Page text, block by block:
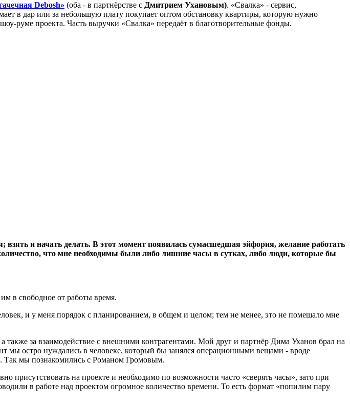
Debosh» (оба - в партнёрстве с Дмитрием Ухановым). «Свалка» - сервис,
в дар или за небольшую плату покупает оптом обстановку квартиры, которую нужно
руме проекта. Часть выручки «Свалка» передаёт в благотворительные фонды.
и начать делать. В этот момент появилась сумасшедшая эйфория, желание работать
что мне необходимы были либо лишние часы в сутках, либо люди, которые бы
в свободное от работы время.
и у меня порядок с планированием, в общем и целом; тем не менее, это не помешало мне
также за взаимодействие с внешними контрагентами. Мой друг и партнёр Дима Уханов брал на
мы остро нуждались в человеке, который бы занялся операционными вещами - вроде
Так мы познакомились с Романом Громовым.
присутствовать на проекте и необходимо по возможности часто «сверять часы», зато при
в работе над проектом огромное количество времени. То есть формат «попилим пару